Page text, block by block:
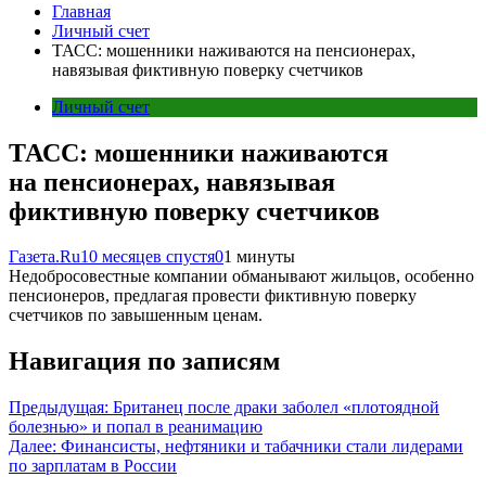
Главная
Личный счет
ТАСС: мошенники наживаются на пенсионерах,
навязывая фиктивную поверку счетчиков
Личный счет
ТАСС: мошенники наживаются
на пенсионерах, навязывая
фиктивную поверку счетчиков
Газета.Ru10 месяцев спустя01 минуты
Недобросовестные компании обманывают жильцов, особенно
пенсионеров, предлагая провести фиктивную поверку
счетчиков по завышенным ценам.
Навигация по записям
Предыдущая: Британец после драки заболел «плотоядной
болезнью» и попал в реанимацию
Далее: Финансисты, нефтяники и табачники стали лидерами
по зарплатам в России